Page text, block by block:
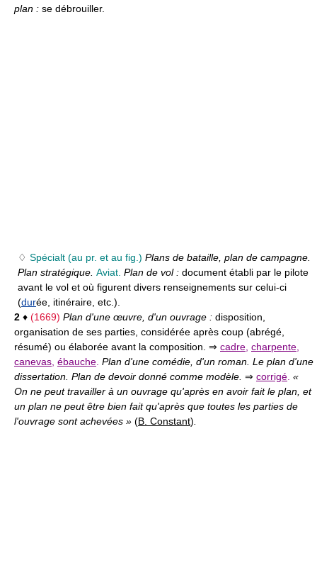
plan : se débrouiller.
♢ Spécialt (au pr. et au fig.) Plans de bataille, plan de campagne.
Plan stratégique. Aviat. Plan de vol : document établi par le pilote
avant le vol et où figurent divers renseignements sur celui-ci
(durée, itinéraire, etc.).
2 ♦ (1669) Plan d'une œuvre, d'un ouvrage : disposition,
organisation de ses parties, considérée après coup (abrégé,
résumé) ou élaborée avant la composition. ⇒ cadre charpente
canevas ébauche Plan d'une comédie, d'un roman. Le plan d'une
dissertation. Plan de devoir donné comme modèle. ⇒ corrigé «
On ne peut travailler à un ouvrage qu'après en avoir fait le plan, et
un plan ne peut être bien fait qu'après que toutes les parties de
l'ouvrage sont achevées » (B. Constant)